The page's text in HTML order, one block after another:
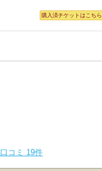
購入済チケットはこちら
口コミ 19件